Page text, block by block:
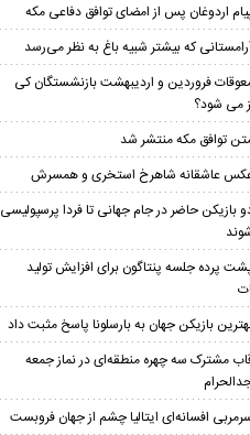
اردوغان پس از امضای توافق دفاعی مکه
که بیشتر شبیه باغ به نظر می‌رسد
فروردین و اردیبهشت بازنشستگان کی
می شود؟
توافق مکه منتشر شد
عاشقانه شاهرخ استخری و همسرش
بازیکن حاضر در جام جهانی تا فردا پرسپولیسی
پرده جلسه پنتاگون برای افزایش تولید
بازیکن جهان به بارسلونا پاسخ مثبت داد
مشترک سه چهره منطقه‌ای در نماز جمعه
افسانه‌ای ایتالیا چشم از جهان فروبست